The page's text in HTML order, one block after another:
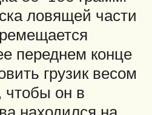
ловящей части
переднем конце
грузик весом
чтобы он в